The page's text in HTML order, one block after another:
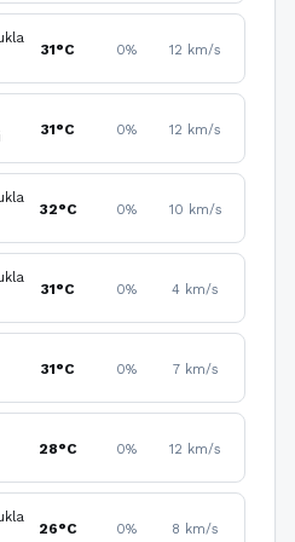
31°C 0% 12 km/s
31°C 0% 12 km/s
32°C 0% 10 km/s
31°C 0% 4 km/s
31°C 0% 7 km/s
28°C 0% 12 km/s
26°C 0% 8 km/s